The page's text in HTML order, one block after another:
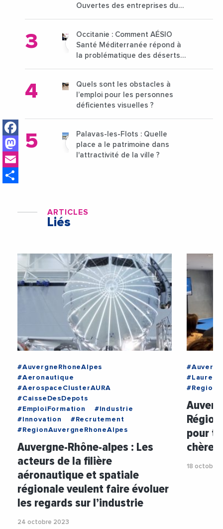
Facebook
Mastodon
Ouvertes des entreprises du
Occitanie : Comment AÉSIO
Santé Méditerranée répond à
la problématique des déserts
Quels sont les obstacles à
l’emploi pour les personnes
déficientes visuelles ?
Palavas-les-Flots : Quelle
place a le patrimoine dans
l'attractivité de la ville ?
ARTICLES
Liés
#AuvergneRhoneAlpes
#Aeronautique
#AerospaceClusterAURA
#CaisseDesDepots
#EmploiFormation
#Industrie
#Innovation
#Recrutement
#RegionAuvergneRhoneAlpes
Auvergne-Rhône-alpes : Les
acteurs de la filière
aéronautique et spatiale
régionale veulent faire évoluer
les regards sur l’industrie
24 octobre 2023
pour
chère !
18 octobre